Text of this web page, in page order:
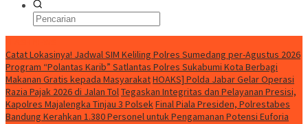
Catat Lokasinya! Jadwal SIM Keliling Polres Sumedang per-Agustus 2026
Program “Polantas Karib” Satlantas Polres Sukabumi Kota Berbagi
Makanan Gratis kepada MasyarakatHOAKS] Polda Jabar Gelar Operasi
Razia Pajak 2026 di Jalan TolTegaskan Integritas dan Pelayanan Presisi,
Kapolres Majalengka Tinjau 3 PolsekFinal Piala Presiden, Polrestabes
Bandung Kerahkan 1.380 Personel untuk Pengamanan Potensi Euforia